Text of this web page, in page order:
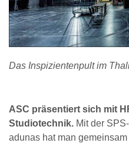
Das Inspizientenpult im
ASC präsentiert sich mit
Studiotechnik. Mit der
adunas hat man